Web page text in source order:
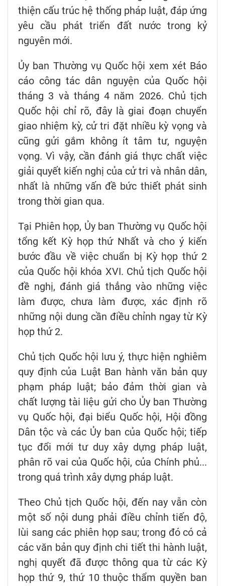
thiện cấu trúc hệ thống pháp luật, đáp ứng
yêu cầu phát triển đất nước trong kỷ
nguyên mới.
Ủy ban Thường vụ Quốc hội xem xét Báo
cáo công tác dân nguyện của Quốc hội
tháng 3 và tháng 4 năm 2026. Chủ tịch
Quốc hội chỉ rõ, đây là giai đoạn chuyển
giao nhiệm kỳ, cử tri đặt nhiều kỳ vọng và
cũng gửi gắm không ít tâm tư, nguyện
vọng. Vì vậy, cần đánh giá thực chất việc
giải quyết kiến nghị của cử tri và nhân dân,
nhất là những vấn đề bức thiết phát sinh
trong thời gian qua.
Tại Phiên họp, Ủy ban Thường vụ Quốc hội
tổng kết Kỳ họp thứ Nhất và cho ý kiến
bước đầu về việc chuẩn bị Kỳ họp thứ 2
của Quốc hội khóa XVI. Chủ tịch Quốc hội
đề nghị, đánh giá thẳng vào những việc
làm được, chưa làm được, xác định rõ
những nội dung cần điều chỉnh ngay từ Kỳ
họp thứ 2.
Chủ tịch Quốc hội lưu ý, thực hiện nghiêm
quy định của Luật Ban hành văn bản quy
phạm pháp luật; bảo đảm thời gian và
chất lượng tài liệu gửi cho Ủy ban Thường
vụ Quốc hội, đại biểu Quốc hội, Hội đồng
Dân tộc và các Ủy ban của Quốc hội; tiếp
tục đổi mới tư duy xây dựng pháp luật,
phân rõ vai của Quốc hội, của Chính phủ...
trong quá trình xây dựng pháp luật.
Theo Chủ tịch Quốc hội, đến nay vẫn còn
một số nội dung phải điều chỉnh tiến độ,
lùi sang các phiên họp sau; trong đó có cả
các văn bản quy định chi tiết thi hành luật,
nghị quyết đã được thông qua từ các Kỳ
họp thứ 9, thứ 10 thuộc thẩm quyền ban